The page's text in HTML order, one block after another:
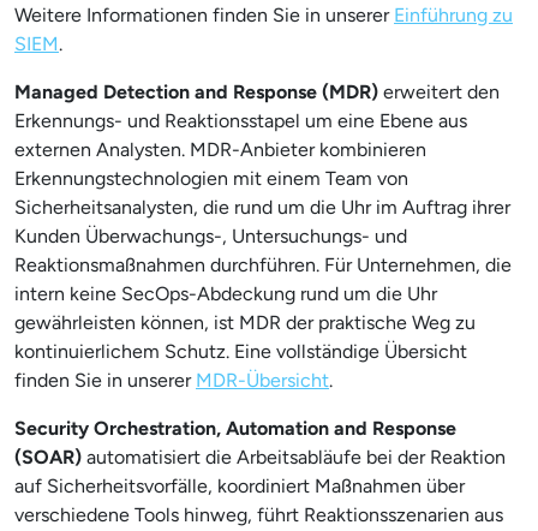
Weitere Informationen finden Sie in unserer Einführung zu
SIEM.
Managed Detection and Response (MDR) erweitert den
Erkennungs- und Reaktionsstapel um eine Ebene aus
externen Analysten. MDR-Anbieter kombinieren
Erkennungstechnologien mit einem Team von
Sicherheitsanalysten, die rund um die Uhr im Auftrag ihrer
Kunden Überwachungs-, Untersuchungs- und
Reaktionsmaßnahmen durchführen. Für Unternehmen, die
intern keine SecOps-Abdeckung rund um die Uhr
gewährleisten können, ist MDR der praktische Weg zu
kontinuierlichem Schutz. Eine vollständige Übersicht
finden Sie in unserer MDR-Übersicht.
Security Orchestration, Automation and Response
(SOAR) automatisiert die Arbeitsabläufe bei der Reaktion
auf Sicherheitsvorfälle, koordiniert Maßnahmen über
verschiedene Tools hinweg, führt Reaktionsszenarien aus